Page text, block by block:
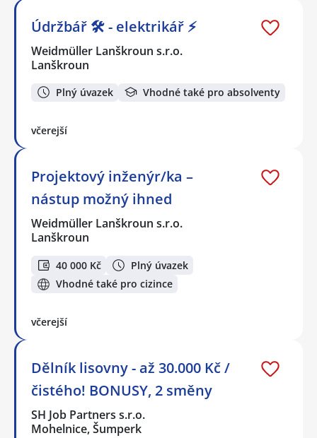
Údržbář 🛠️ - elektrikář ⚡
Weidmüller Lanškroun s.r.o.
Lanškroun
Plný úvazek Vhodné také pro absolventy
včerejší
Projektový inženýr/ka –
nástup možný ihned
Weidmüller Lanškroun s.r.o.
Lanškroun
40 000 Kč
Plný úvazek
Vhodné také pro cizince
včerejší
Dělník lisovny - až 30.000 Kč /
čistého! BONUSY, 2 směny
SH Job Partners s.r.o.
Mohelnice, Šumperk